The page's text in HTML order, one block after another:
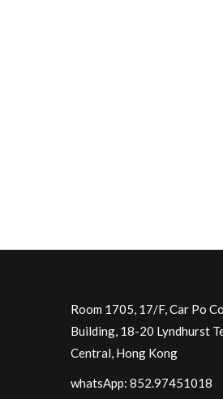
Room 1705, 17/F, Car Po
Building, 18-20 Lyndhurst
Central, Hong Kong
whatsApp: 852.97451018